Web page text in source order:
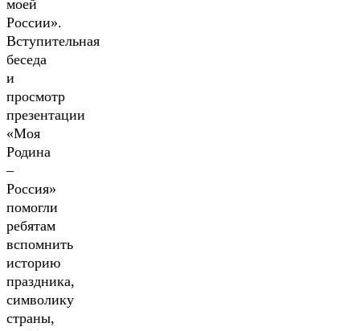
моей
России».
Вступительная
беседа
и
просмотр
презентации
«Моя
Родина
–
Россия»
помогли
ребятам
вспомнить
историю
праздника,
символику
страны,